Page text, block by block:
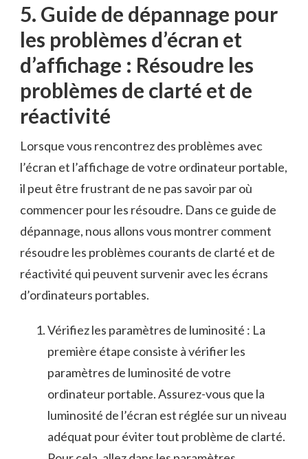
5. Guide ‌de​ dépannage pour
les problèmes d’écran et
d’affichage : Résoudre les
problèmes de clarté et de
réactivité
Lorsque ‌vous⁤ rencontrez ⁢des problèmes avec
l’écran et l’affichage de votre ordinateur portable,
il peut être frustrant de ne pas ⁢savoir par où
commencer pour les résoudre. Dans ce guide de
dépannage, nous allons vous montrer comment
résoudre les ⁤problèmes courants de clarté et de
réactivité qui peuvent survenir avec les écrans
d’ordinateurs portables.
Vérifiez les paramètres de luminosité : La
première étape consiste à vérifier les
paramètres de luminosité de votre
ordinateur portable. Assurez-vous ‌que la
luminosité de l’écran est réglée sur un niveau⁣
adéquat pour éviter tout problème de ​clarté.